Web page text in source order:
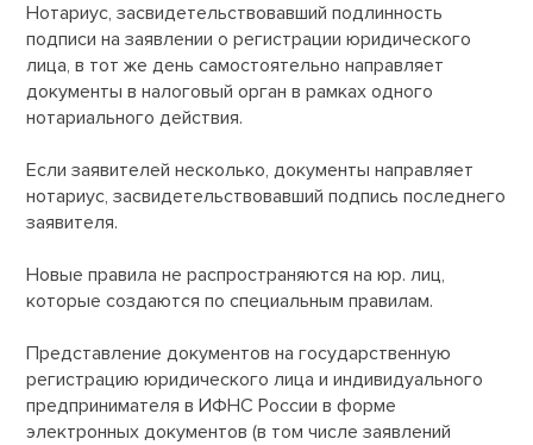
Нотариус, засвидетельствовавший подлинность
подписи на заявлении о регистрации юридического
лица, в тот же день самостоятельно направляет
документы в налоговый орган в рамках одного
нотариального действия.
Если заявителей несколько, документы направляет
нотариус, засвидетельствовавший подпись последнего
заявителя.
Новые правила не распространяются на юр. лиц,
которые создаются по специальным правилам.
Представление документов на государственную
регистрацию юридического лица и индивидуального
предпринимателя в ИФНС России в форме
электронных документов (в том числе заявлений